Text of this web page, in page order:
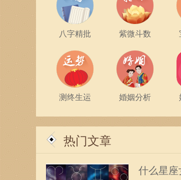
八字精批 紫微斗数
测终生运 婚姻分析
热门文章
什么星